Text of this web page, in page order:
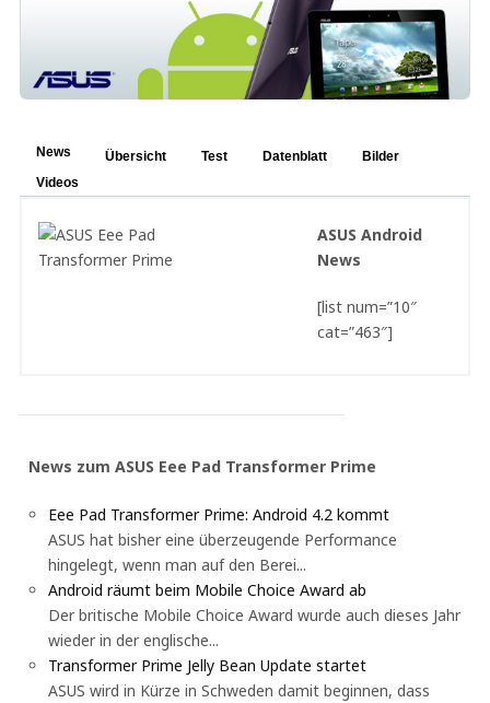
News Übersicht Test Datenblatt
Bilder
Videos
ASUS Android
News
[list num=”10″
cat=”463″]
News zum ASUS Eee Pad Transformer Prime
Eee Pad Transformer Prime: Android 4.2 kommt
ASUS hat bisher eine überzeugende Performance
hingelegt, wenn man auf den Berei...
Android räumt beim Mobile Choice Award ab
Der britische Mobile Choice Award wurde auch dieses Jahr
wieder in der englische...
Transformer Prime Jelly Bean Update startet
ASUS wird in Kürze in Schweden damit beginnen, dass